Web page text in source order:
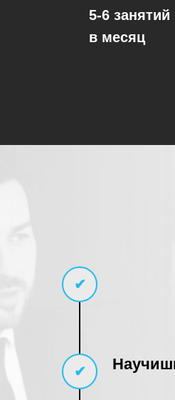
5-6 занятий
в месяц
✔
✔